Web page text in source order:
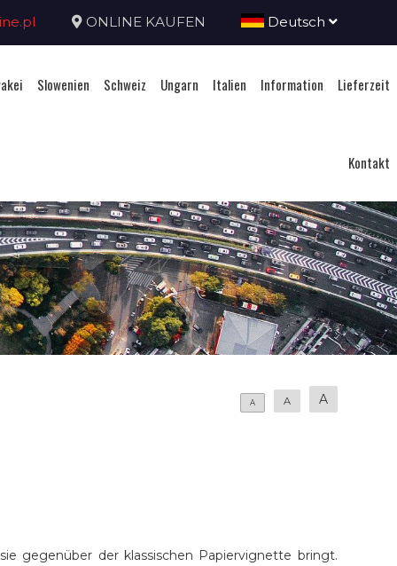
ONLINE KAUFEN Deutsch
Slowenien Schweiz Ungarn Italien Information Lieferzeit
Kontakt
A A A
gegenüber der klassischen Papiervignette bringt.